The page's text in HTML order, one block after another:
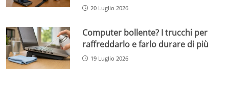
20 Luglio 2026
Computer bollente? I trucchi per
raffreddarlo e farlo durare di più
19 Luglio 2026